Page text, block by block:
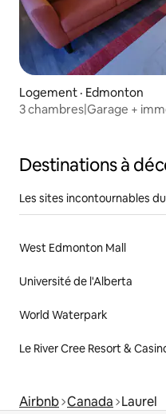
Logement · Edmonton
3 chambres|Garage +
Destinations à
Les sites incontournables
West Edmonton Mall
Université de l'Alberta
World Waterpark
Le River Cree Resort &
Airbnb Canada Laurel